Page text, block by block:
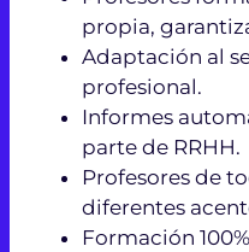
propia,
Adaptación al
profesional.
Informes
parte de RRHH.
Profesores de
diferentes
Formación